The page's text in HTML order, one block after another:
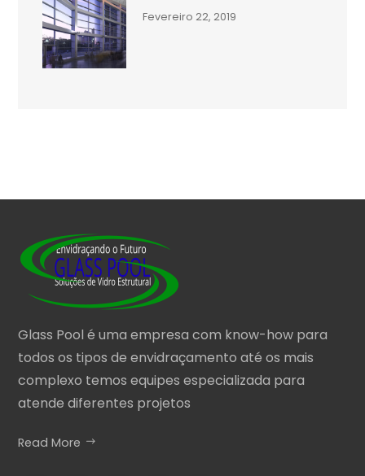
Fevereiro 22, 2019
Glass Pool é uma empresa com know-how para
todos os tipos de envidraçamento até os mais
complexo temos equipes especializada para
atende diferentes projetos
Read More